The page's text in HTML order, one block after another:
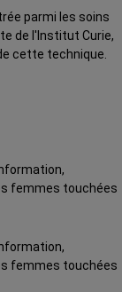
parmi les soins
de l'Institut Curie,
cette technique.
femmes touchées
femmes touchées